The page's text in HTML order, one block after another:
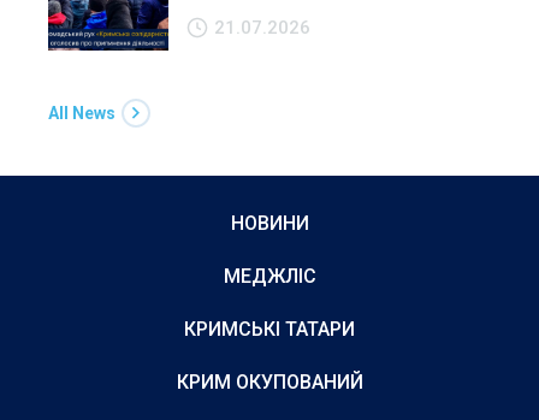
21.07.2026
All News
НОВИНИ
МЕДЖЛІС
КРИМСЬКІ ТАТАРИ
КРИМ ОКУПОВАНИЙ